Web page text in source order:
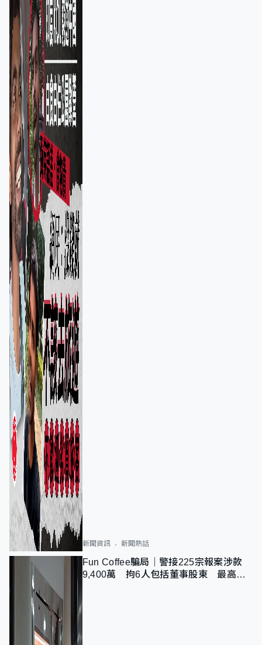
新聞資訊 新聞熱話
Fun Coffee騙局｜警接225宗報案涉款
9,400萬 拘6人包括董事股東 最高金